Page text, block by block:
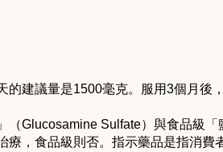
建議量是1500毫克。服用3個月後
Glucosamine Sulfate）與食品級
療，食品級則否。指示藥品是指消